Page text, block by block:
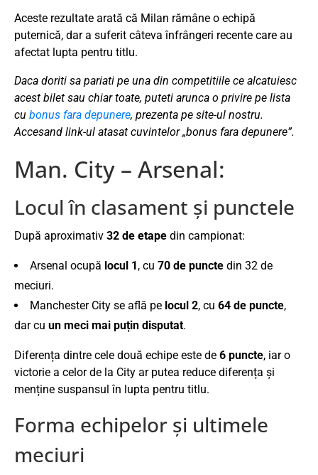
Aceste rezultate arată că Milan rămâne o echipă
puternică, dar a suferit câteva înfrângeri recente care au
afectat lupta pentru titlu.
Daca doriti sa pariati pe una din competitiile ce alcatuiesc
acest bilet sau chiar toate, puteti arunca o privire pe lista
cu bonus fara depunere, prezenta pe site-ul nostru.
Accesand link-ul atasat cuvintelor „bonus fara depunere”.
Man. City – Arsenal:
Locul în clasament și punctele
După aproximativ 32 de etape din campionat:
Arsenal ocupă locul 1 , cu 70 de puncte din 32 de
meciuri.
Manchester City se află pe locul 2, cu 64 de puncte,
dar cu un meci mai puțin disputat.
Diferența dintre cele două echipe este de 6 puncte, iar o
victorie a celor de la City ar putea reduce diferența și
menține suspansul în lupta pentru titlu.
Forma echipelor și ultimele
meciuri